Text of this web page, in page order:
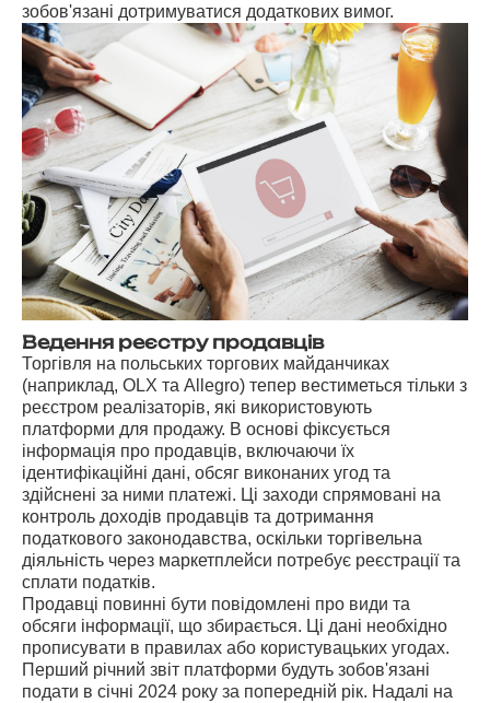
зобов'язані дотримуватися додаткових вимог.
Ведення реєстру продавців
Торгівля на польських торгових майданчиках
(наприклад, OLX та Allegro) тепер вестиметься тільки з
реєстром реалізаторів, які використовують
платформи для продажу. В основі фіксується
інформація про продавців, включаючи їх
ідентифікаційні дані, обсяг виконаних угод та
здійснені за ними платежі. Ці заходи спрямовані на
контроль доходів продавців та дотримання
податкового законодавства, оскільки торгівельна
діяльність через маркетплейси потребує реєстрації та
сплати податків.
Продавці повинні бути повідомлені про види та
обсяги інформації, що збирається. Ці дані необхідно
прописувати в правилах або користувацьких угодах.
Перший річний звіт платформи будуть зобов'язані
подати в січні 2024 року за попередній рік. Надалі на